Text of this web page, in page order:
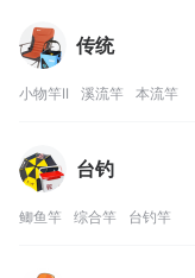
传统
小物竿II 溪流竿 本流竿
台钓
鲫鱼竿 综合竿 台钓竿